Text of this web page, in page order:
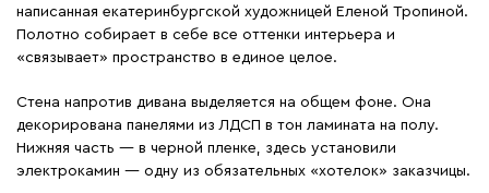
написанная екатеринбургской художницей Еленой Тропиной.
Полотно собирает в себе все оттенки интерьера и
«связывает» пространство в единое целое.
Стена напротив дивана выделяется на общем фоне. Она
декорирована панелями из ЛДСП в тон ламината на полу.
Нижняя часть — в черной пленке, здесь установили
электрокамин — одну из обязательных «хотелок» заказчицы.